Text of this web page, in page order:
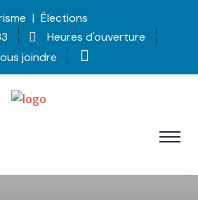
| Élections
Heures d'ouverture
joindre